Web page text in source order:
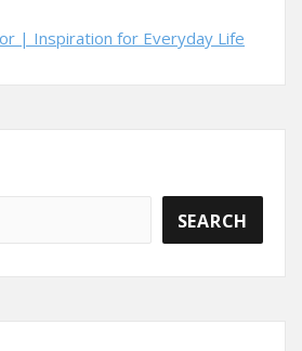
| Inspiration for Everyday Life
SEARCH